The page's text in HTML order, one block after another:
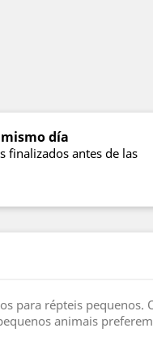
día
finalizados antes de las
para répteis
animais